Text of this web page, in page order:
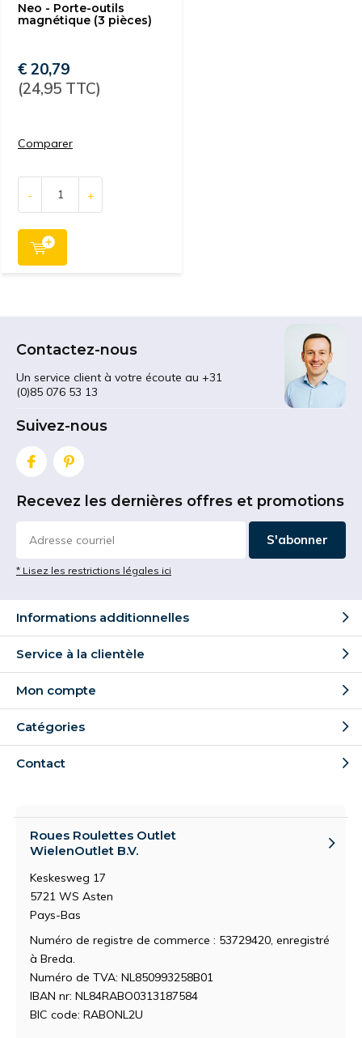
Neo - Porte-outils
magnétique (3 pièces)
€ 20,79
(24,95 TTC)
Comparer
- +
Contactez-nous
Un service client à votre écoute au +31
(0)85 076 53 13
Suivez-nous
Recevez les dernières offres et promotions
S'abonner
* Lisez les restrictions légales ici
Informations additionnelles
Service à la clientèle
Mon compte
Catégories
Contact
Roues Roulettes Outlet
WielenOutlet B.V.
Keskesweg 17
5721 WS Asten
Pays-Bas
Numéro de registre de commerce : 53729420, enregistré
à Breda.
Numéro de TVA: NL850993258B01
IBAN nr: NL84RABO0313187584
BIC code: RABONL2U